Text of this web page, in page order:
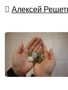
Алексей